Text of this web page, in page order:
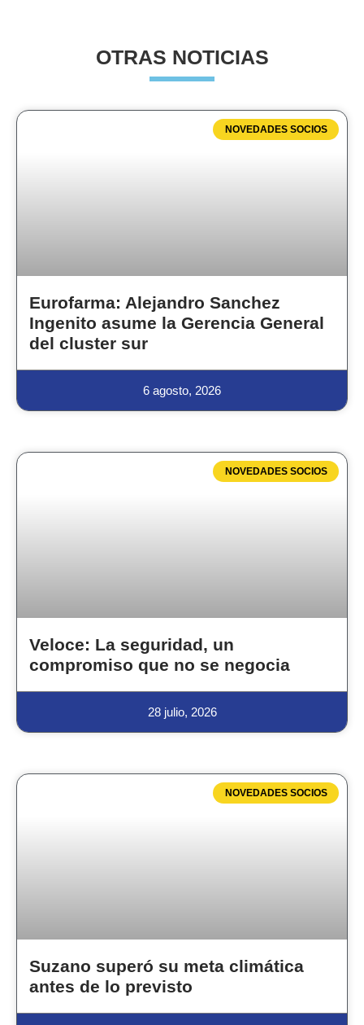
OTRAS NOTICIAS
NOVEDADES SOCIOS
Eurofarma: Alejandro Sanchez
Ingenito asume la Gerencia General
del cluster sur
6 agosto, 2026
NOVEDADES SOCIOS
Veloce: La seguridad, un
compromiso que no se negocia
28 julio, 2026
NOVEDADES SOCIOS
Suzano superó su meta climática
antes de lo previsto